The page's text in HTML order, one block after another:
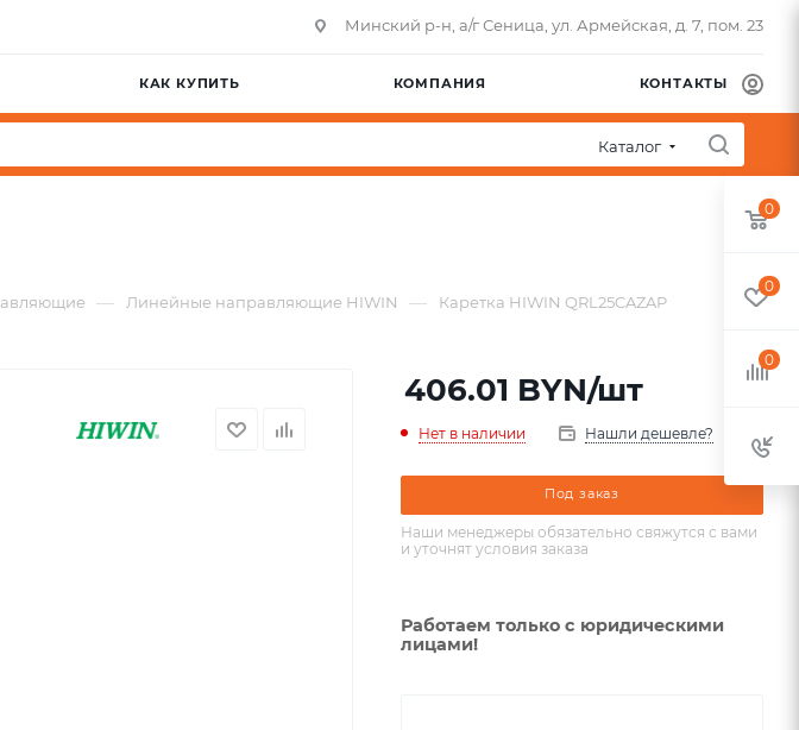
Минский р-н, а/г Сеница, ул. Армейская, д. 7, пом. 23
КАК КУПИТЬ КОМПАНИЯ КОНТАКТЫ
Каталог
— Линейные направляющие HIWIN — Каретка HIWIN QRL25CAZAP
406.01 BYN/шт
Нет в наличии Нашли дешевле?
Под заказ
Наши менеджеры обязательно свяжутся с вами
и уточнят условия заказа
Работаем только с юридическими
лицами!
0
0
0